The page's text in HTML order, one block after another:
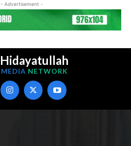
- Advertisement -
Hidayatullah
MEDIA NETWORK